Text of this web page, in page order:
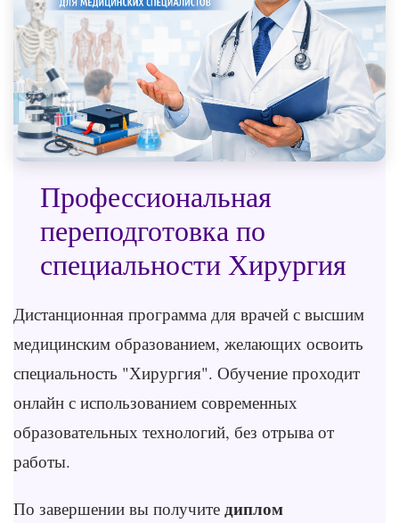
Профессиональная
переподготовка по
специальности Хирургия
Дистанционная программа для врачей с высшим
медицинским образованием, желающих освоить
специальность "Хирургия". Обучение проходит
онлайн с использованием современных
образовательных технологий, без отрыва от
работы.
По завершении вы получите диплом